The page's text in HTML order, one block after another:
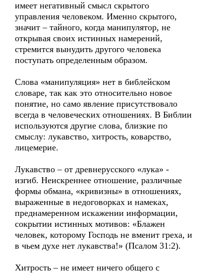
имеет негативный смысл скрытого
управления человеком. Именно скрытого,
значит – тайного, когда манипулятор, не
открывая своих истинных намерений,
стремится вынудить другого человека
поступать определенным образом.
Слова «манипуляция» нет в библейском
словаре, так как это относительно новое
понятие, но само явление присутствовало
всегда в человеческих отношениях. В Библии
используются другие слова, близкие по
смыслу: лукавство, хитрость, коварство,
лицемерие.
Лукавство – от древнерусского «лука» -
изгиб. Неискреннее отношение, различные
формы обмана, «кривизны» в отношениях,
выраженные в недоговорках и намеках,
преднамеренном искажении информации,
сокрытии истинных мотивов: «Блажен
человек, которому Господь не вменит греха, и
в чьем духе нет лукавства!» (Псалом 31:2).
Хитрость – не имеет ничего общего с